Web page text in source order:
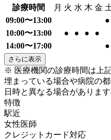
診療時間
月 火 水 木 金
09:00〜13:00
●
10:00〜13:00
● ● ●
●
14:00〜17:00
●
さらに表示
※ 医療機関の診療時間は上
埋まっている場合や病院の
日時と異なる場合がありま
特徴
駅近
女性医師
クレジットカード対応